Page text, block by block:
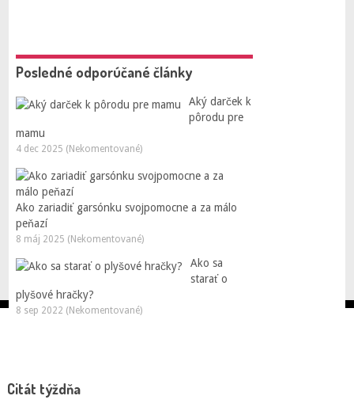
Posledné odporúčané články
Aký darček k
pôrodu pre
mamu
4 dec 2025 (Nekomentované)
Ako zariadiť garsónku svojpomocne a za málo
peňazí
8 máj 2025 (Nekomentované)
Ako sa
starať o
plyšové hračky?
8 sep 2022 (Nekomentované)
Citát týždňa